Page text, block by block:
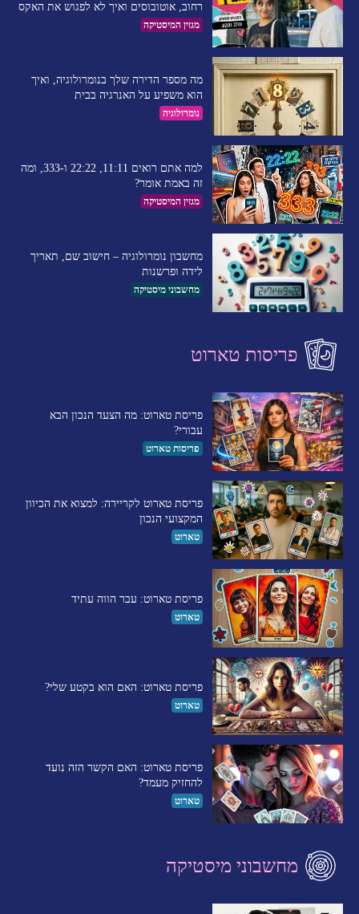
רחוב, אוטובוסים ואיך לא לפגוש את האקס
מגזין המיסטיקה
מה מספר הדירה שלך בנומרולוגיה, ואיך
הוא משפיע על האנרגיה בבית
נומרולוגיה
למה אתם רואים 11:11, 22:22 ו-333, ומה
זה באמת אומר?
מגזין המיסטיקה
מחשבון נומרולוגיה – חישוב שם, תאריך
לידה ופרשנות
מחשבוני מיסטיקה
פריסות טארוט
פריסת טארוט: מה הצעד הנכון הבא
עבורי?
פריסות טארוט
פריסת טארוט לקריירה: למצוא את הכיוון
המקצועי הנכון
טארוט
פריסת טארוט: עבר הווה עתיד
טארוט
פריסת טארוט: האם הוא בקטע שלי?
טארוט
פריסת טארוט: האם הקשר הזה נועד
להחזיק מעמד?
טארוט
מחשבוני מיסטיקה